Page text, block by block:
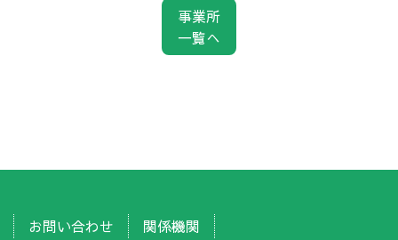
事業所
一覧へ
お問い合わせ 関係機関